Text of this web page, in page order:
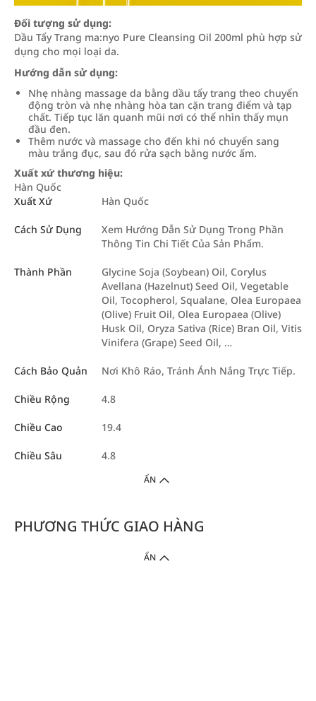
Đối tượng sử dụng:
Dầu Tẩy Trang ma:nyo Pure Cleansing Oil 200ml phù hợp sử
dụng cho mọi loại da.
Hướng dẫn sử dụng:
Nhẹ nhàng massage da bằng dầu tẩy trang theo chuyển
động tròn và nhẹ nhàng hòa tan cặn trang điểm và tạp
chất. Tiếp tục lăn quanh mũi nơi có thể nhìn thấy mụn
đầu đen.
Thêm nước và massage cho đến khi nó chuyển sang
màu trắng đục, sau đó rửa sạch bằng nước ấm.
Xuất xứ thương hiệu:
Hàn Quốc
Xuất Xứ
Hàn Quốc
Cách Sử Dụng
Xem Hướng Dẫn Sử Dụng Trong Phần
Thông Tin Chi Tiết Của Sản Phẩm.
Thành Phần
Glycine Soja (Soybean) Oil, Corylus
Avellana (Hazelnut) Seed Oil, Vegetable
Oil, Tocopherol, Squalane, Olea Europaea
(Olive) Fruit Oil, Olea Europaea (Olive)
Husk Oil, Oryza Sativa (Rice) Bran Oil, Vitis
Vinifera (Grape) Seed Oil, …
Cách Bảo Quản Nơi Khô Ráo, Tránh Ánh Nắng Trực Tiếp.
Chiều Rộng 4.8
Chiều Cao 19.4
Chiều Sâu 4.8
ẨN
PHƯƠNG THỨC GIAO HÀNG
ẨN